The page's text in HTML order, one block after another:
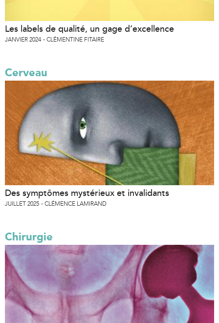
Les labels de qualité, un gage d’excellence
JANVIER 2024 CLÉMENTINE FITAIRE
Cerveau
Des symptômes mystérieux et invalidants
JUILLET 2025 CLÉMENCE LAMIRAND
Chirurgie